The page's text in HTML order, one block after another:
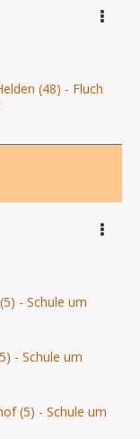
(48) - Fluch
- Schule um
- Schule um
(5) - Schule um